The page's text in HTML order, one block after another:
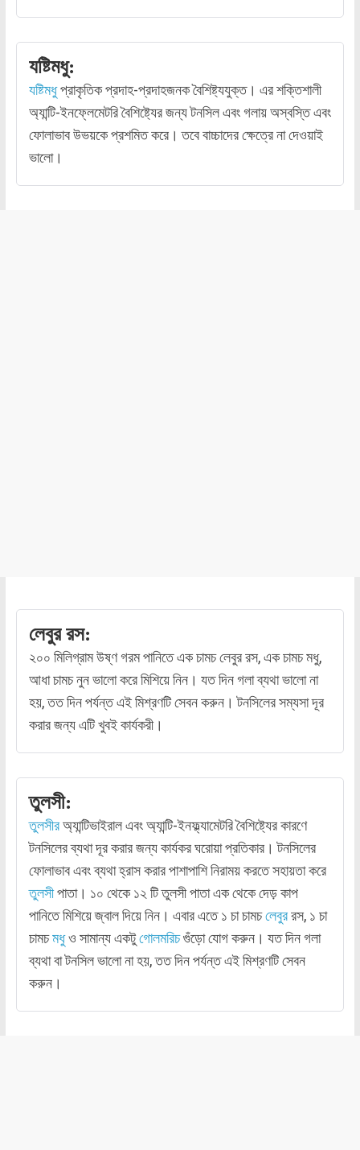
যষ্টিমধু:
যষ্টিমধুপ্রাকৃতিক প্রদাহ-প্রদাহজনক বৈশিষ্ট্যযুক্ত। এর শক্তিশালী
অ্যান্টি-ইনফ্লেমেটরি বৈশিষ্ট্যের জন্য টনসিল এবং গলায় অস্বস্তি এবং
ফোলাভাব উভয়কে প্রশমিত করে। তবে বাচ্চাদের ক্ষেত্রে না দেওয়াই
ভালো।
লেবুর রস:
২০০ মিলিগ্রাম উষ্ণ গরম পানিতে এক চামচ লেবুর রস, এক চামচ মধু,
আধা চামচ নুন ভালো করে মিশিয়ে নিন। যত দিন গলা ব্যথা ভালো না
হয়, তত দিন পর্যন্ত এই মিশ্রণটি সেবন করুন। টনসিলের সম্যসা দূর
করার জন্য এটি খুবই কার্যকরী।
তুলসী:
তুলসীরঅ্যান্টিভাইরাল এবং অ্যান্টি-ইনফ্ল্যামেটরি বৈশিষ্ট্যের কারণে
টনসিলের ব্যথা দূর করার জন্য কার্যকর ঘরোয়া প্রতিকার। টনসিলের
ফোলাভাব এবং ব্যথা হ্রাস করার পাশাপাশি নিরাময় করতে সহায়তা করে
তুলসীপাতা। ১০ থেকে ১২ টি তুলসী পাতা এক থেকে দেড় কাপ
পানিতে মিশিয়ে জ্বাল দিয়ে নিন। এবার এতে ১ চা চামচলেবুররস, ১ চা
চামচমধুও সামান্য একটুগোলমরিচগুঁড়ো যোগ করুন। যত দিন গলা
ব্যথা বা টনসিল ভালো না হয়, তত দিন পর্যন্ত এই মিশ্রণটি সেবন
করুন।